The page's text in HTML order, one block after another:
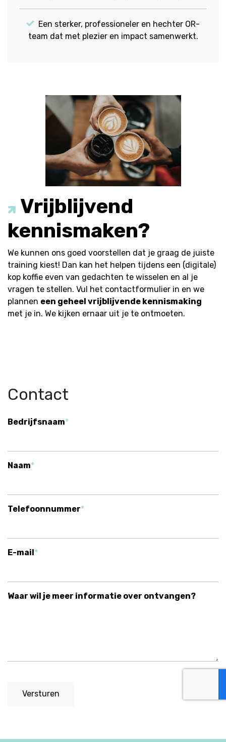
Een sterker, professioneler en hechter OR-
team dat met plezier en impact samenwerkt.
Vrijblijvend
kennismaken?
We kunnen ons goed voorstellen dat je graag de juiste
training kiest! Dan kan het helpen tijdens een (digitale)
kop koffie even van gedachten te wisselen en al je
vragen te stellen. Vul het contactformulier in en we
plannen een geheel vrijblijvende kennismaking
met je in. We kijken ernaar uit je te ontmoeten.
Contact
Bedrijfsnaam
Naam
Telefoonnummer
E-mail
Waar wil je meer informatie over ontvangen?
Versturen